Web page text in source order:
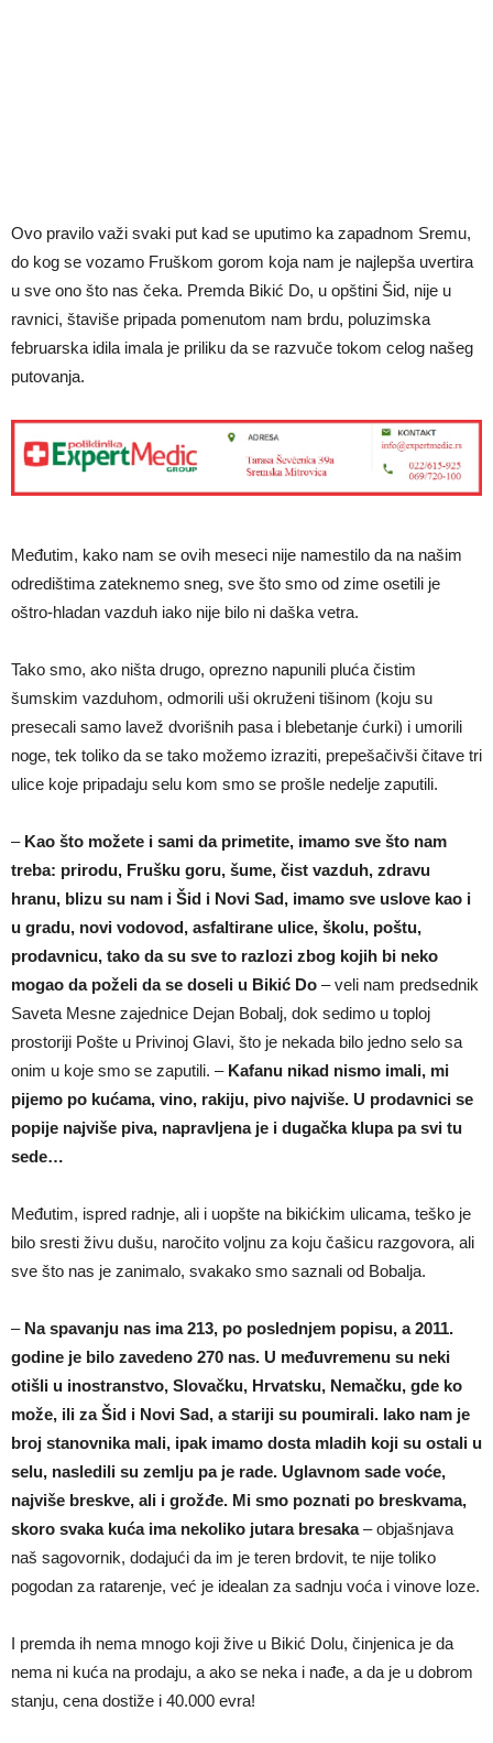
Ovo pravilo važi svaki put kad se uputimo ka zapadnom Sremu,
do kog se vozamo Fruškom gorom koja nam je najlepša uvertira
u sve ono što nas čeka. Premda Bikić Do, u opštini Šid, nije u
ravnici, štaviše pripada pomenutom nam brdu, poluzimska
februarska idila imala je priliku da se razvuče tokom celog našeg
putovanja.
Međutim, kako nam se ovih meseci nije namestilo da na našim
odredištima zateknemo sneg, sve što smo od zime osetili je
oštro-hladan vazduh iako nije bilo ni daška vetra.
Tako smo, ako ništa drugo, oprezno napunili pluća čistim
šumskim vazduhom, odmorili uši okruženi tišinom (koju su
presecali samo lavež dvorišnih pasa i blebetanje ćurki) i umorili
noge, tek toliko da se tako možemo izraziti, prepešačivši čitave tri
ulice koje pripadaju selu kom smo se prošle nedelje zaputili.
– Kao što možete i sami da primetite, imamo sve što nam
treba: prirodu, Frušku goru, šume, čist vazduh, zdravu
hranu, blizu su nam i Šid i Novi Sad, imamo sve uslove kao i
u gradu, novi vodovod, asfaltirane ulice, školu, poštu,
prodavnicu, tako da su sve to razlozi zbog kojih bi neko
mogao da poželi da se doseli u Bikić Do – veli nam predsednik
Saveta Mesne zajednice Dejan Bobalj, dok sedimo u toploj
prostoriji Pošte u Privinoj Glavi, što je nekada bilo jedno selo sa
onim u koje smo se zaputili. –Kafanu nikad nismo imali, mi
pijemo po kućama, vino, rakiju, pivo najviše. U prodavnici se
popije najviše piva, napravljena je i dugačka klupa pa svi tu
sede…
Međutim, ispred radnje, ali i uopšte na bikićkim ulicama, teško je
bilo sresti živu dušu, naročito voljnu za koju čašicu razgovora, ali
sve što nas je zanimalo, svakako smo saznali od Bobalja.
– Na spavanju nas ima 213, po poslednjem popisu, a 2011.
godine je bilo zavedeno 270 nas. U međuvremenu su neki
otišli u inostranstvo, Slovačku, Hrvatsku, Nemačku, gde ko
može, ili za Šid i Novi Sad, a stariji su poumirali. Iako nam je
broj stanovnika mali, ipak imamo dosta mladih koji su ostali u
selu, nasledili su zemlju pa je rade. Uglavnom sade voće,
najviše breskve, ali i grožđe. Mi smo poznati po breskvama,
skoro svaka kuća ima nekoliko jutara bresaka– objašnjava
naš sagovornik, dodajući da im je teren brdovit, te nije toliko
pogodan za ratarenje, već je idealan za sadnju voća i vinove loze.
I premda ih nema mnogo koji žive u Bikić Dolu, činjenica je da
nema ni kuća na prodaju, a ako se neka i nađe, a da je u dobrom
stanju, cena dostiže i 40.000 evra!